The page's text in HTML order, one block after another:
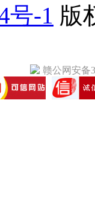
号-1 版
赣公网安备